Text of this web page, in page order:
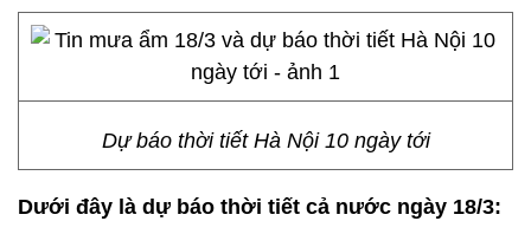
Dự báo thời tiết Hà Nội 10 ngày tới
Dưới đây là dự báo thời tiết cả nước ngày 18/3: